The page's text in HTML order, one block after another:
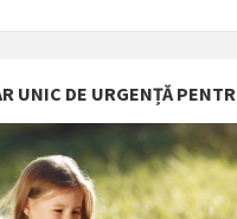
UNIC DE URGENȚĂ